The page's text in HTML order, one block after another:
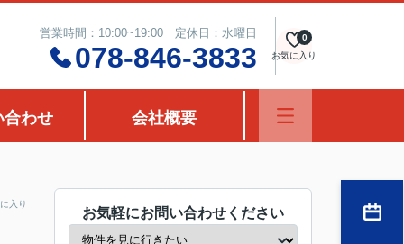
営業時間：10:00~19:00 定休日：水曜日
078-846-3833 お気に入り
0
合わせ 会社概要
入り
お気軽にお問い合わせください